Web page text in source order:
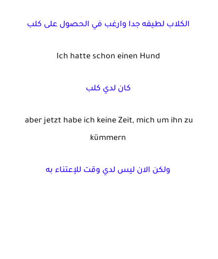
Ich hatte schon einen Hund
aber jetzt habe ich keine Zeit, mich um ihn zu
kümmern